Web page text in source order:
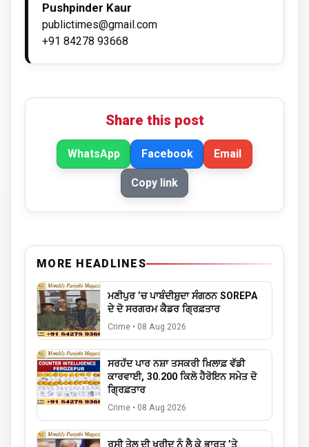
Pushpinder Kaur
publictimes@gmail.com
+91 84278 93668
Share this post
WhatsApp Facebook Email
Copy link
MORE HEADLINES
ਮਣੀਪੁਰ ’ਚ ਪਾਬੰਦੀਸ਼ੁਦਾ ਸੰਗਠਨ SOREPA
ਦੇ ਦੋ ਸਰਗਰਮ ਕੈਡਰ ਗ੍ਰਿਫ਼ਤਾਰ
Crime • 08 Aug 2026
ਸਰਹੱਦ ਪਾਰ ਨਸ਼ਾ ਤਸਕਰੀ ਖ਼ਿਲਾਫ਼ ਵੱਡੀ
ਕਾਰਵਾਈ, 30.200 ਕਿਲੋ ਹੈਰੋਇਨ ਸਮੇਤ ਦੋ
ਗ੍ਰਿਫ਼ਤਾਰ
Crime • 08 Aug 2026
ਰੂਸੀ ਤੇਲ ਦੀ ਖਰੀਦ ਨੂੰ ਲੈ ਕੇ ਭਾਰਤ ’ਤੇ